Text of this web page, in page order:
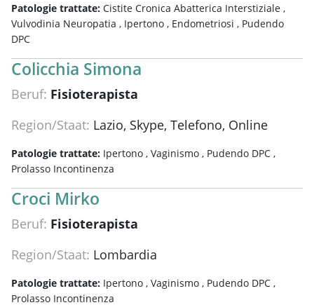
Patologie trattate: Cistite Cronica Abatterica Interstiziale ,
Vulvodinia Neuropatia , Ipertono , Endometriosi , Pudendo
DPC
Colicchia Simona
Beruf: Fisioterapista
Region/Staat: Lazio, Skype, Telefono, Online
Patologie trattate: Ipertono , Vaginismo , Pudendo DPC ,
Prolasso Incontinenza
Croci Mirko
Beruf: Fisioterapista
Region/Staat: Lombardia
Patologie trattate: Ipertono , Vaginismo , Pudendo DPC ,
Prolasso Incontinenza